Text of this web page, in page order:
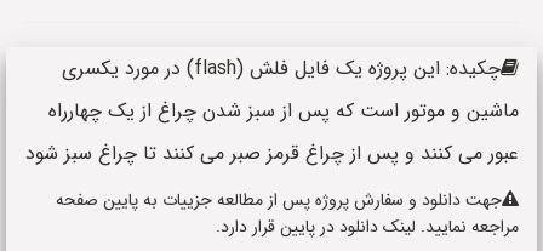
چکیده: این پروژه یک فایل فلش (flash) در مورد یکسری
ماشین و موتور است که پس از سبز شدن چراغ از یک چهارراه
عبور می کنند و پس از چراغ قرمز صبر می کنند تا چراغ سبز شود
جهت دانلود و سفارش پروژه پس از مطالعه جزییات به پایین صفحه
مراجعه نمایید. لینک دانلود در پایین قرار دارد.